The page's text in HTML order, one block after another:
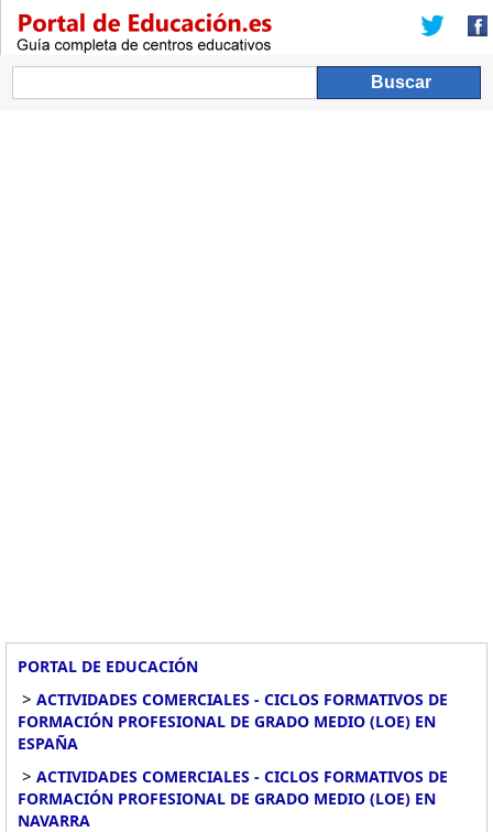
PORTAL DE EDUCACIÓN
> ACTIVIDADES COMERCIALES - CICLOS FORMATIVOS DE
FORMACIÓN PROFESIONAL DE GRADO MEDIO (LOE) EN
ESPAÑA
> ACTIVIDADES COMERCIALES - CICLOS FORMATIVOS DE
FORMACIÓN PROFESIONAL DE GRADO MEDIO (LOE) EN
NAVARRA